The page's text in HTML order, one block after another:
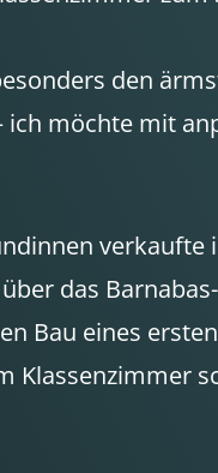
den
möchte mit
verkaufte
das
Bau eines
Klassenzimmer